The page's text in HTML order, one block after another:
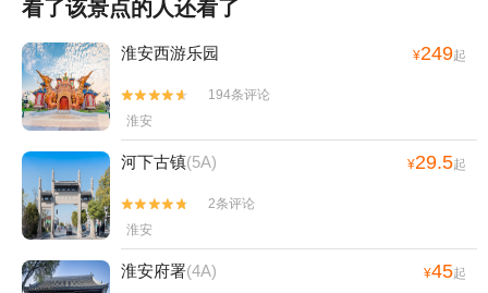
看了该景点的人还看了
淮安西游乐园 ¥249起


194条评论
淮安
河下古镇(5A) ¥29.5起


2条评论
淮安
淮安府署(4A) ¥45起